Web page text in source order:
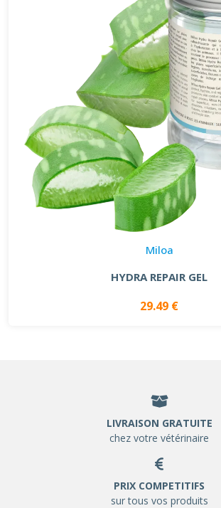
Miloa
HYDRA REPAIR GEL
29.49 €
LIVRAISON GRATUITE
chez votre vétérinaire
PRIX COMPETITIFS
sur tous vos produits